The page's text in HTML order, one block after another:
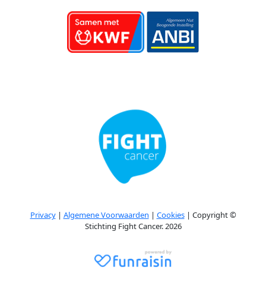
Privacy| Algemene Voorwaarden | Cookies| Copyright ©
Stichting Fight Cancer. 2026